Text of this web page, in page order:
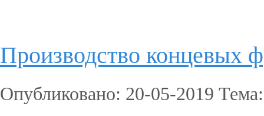
Производство концевых
Опубликовано: 20-05-2019